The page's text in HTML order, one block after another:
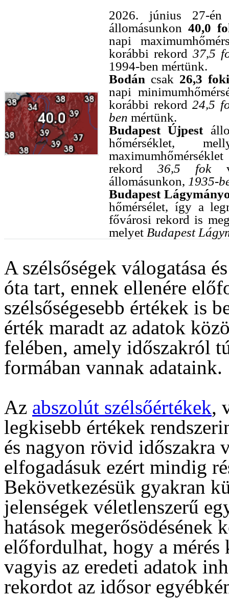
2026. június 27-
állomásunkon 40,0
napi
korábbi rekord 37,5
1994-ben mértünk.
Bodán csak 26,3
napi
korábbi rekord 24,5
ben mértünk.
Budapest Újpest
hőmérséklet,
rekord36,5 fok
állomásunkon, 1935-
Budapest
hőmérsélet, így a
fővárosi rekord is
melyet Budapest
A szélsőségek válogatása
óta tart, ennek ellenére
szélsőségesebb értékek is
érték maradt az adatok
felében, amely időszakról
formában vannak adataink.
Az abszolút szélsőértékek,
legkisebb értékek
és nagyon rövid időszakra
elfogadásuk ezért mindig
Bekövetkezésük gyakran
jelenségek véletlenszerű
hatások megerősödésének
előfordulhat, hogy a
vagyis az eredeti adatok
rekordot az idősor